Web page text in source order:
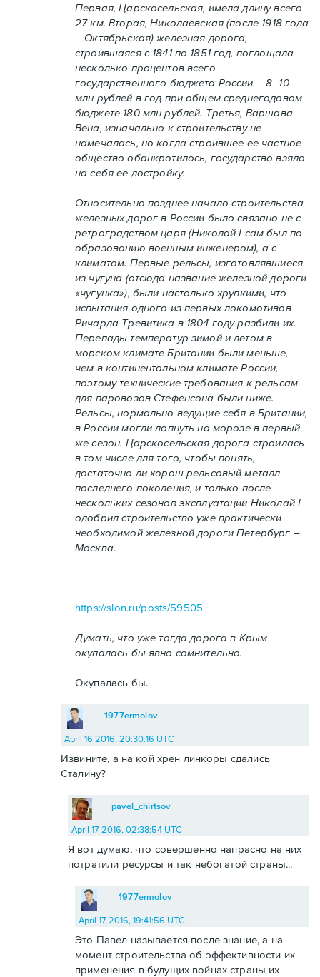
Первая, Царскосельская, имела длину всего
27 км. Вторая, Николаевская (после 1918 года
– Октябрьская) железная дорога,
строившаяся с 1841 по 1851 год, поглощала
несколько процентов всего
государственного бюджета России – 8–10
млн рублей в год при общем среднегодовом
бюджете 180 млн рублей. Третья, Варшава –
Вена, изначально к строительству не
намечалась, но когда строившее ее частное
общество обанкротилось, государство взяло
на себя ее достройку.
Относительно позднее начало строительства
железных дорог в России было связано не с
ретроградством царя (Николай I сам был по
образованию военным инженером), а с
климатом. Первые рельсы, изготовлявшиеся
из чугуна (отсюда название железной дороги
«чугунка»), были настолько хрупкими, что
испытания одного из первых локомотивов
Ричарда Тревитика в 1804 году разбили их.
Перепады температур зимой и летом в
морском климате Британии были меньше,
чем в континентальном климате России,
поэтому технические требования к рельсам
для паровозов Стефенсона были ниже.
Рельсы, нормально ведущие себя в Британии,
в России могли лопнуть на морозе в первый
же сезон. Царскосельская дорога строилась
в том числе для того, чтобы понять,
достаточно ли хорош рельсовый металл
последнего поколения, и только после
нескольких сезонов эксплуатации Николай I
одобрил строительство уже практически
необходимой железной дороги Петербург –
Москва.
https://slon.ru/posts/59505
Думать, что уже тогда дорога в Крым
окупалась бы явно сомнительно.
Окупалась бы.
1977ermolov
April 16 2016, 20:30:16 UTC
Извините, а на кой хрен линкоры сдались
Сталину?
pavel_chirtsov
April 17 2016, 02:38:54 UTC
Я вот думаю, что совершенно напрасно на них
потратили ресурсы и так небогатой страны...
1977ermolov
April 17 2016, 19:41:56 UTC
Это Павел называется после знание, а на
момент строительства об эффективности их
применения в будущих войнах страны их